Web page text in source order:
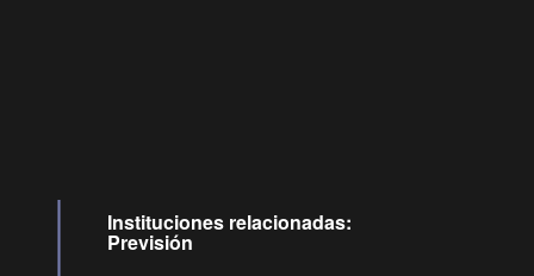
Instituciones relacionadas:
Previsión